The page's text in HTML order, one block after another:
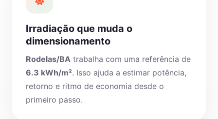
Irradiação que muda o
dimensionamento
Rodelas/BA trabalha com uma referência de
6.3 kWh/m². Isso ajuda a estimar potência,
retorno e ritmo de economia desde o
primeiro passo.